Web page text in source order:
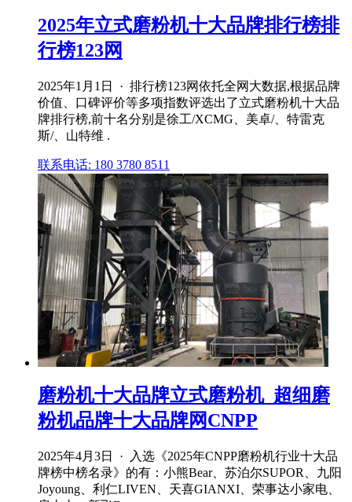
2025年立式磨粉机十大品牌排行榜排
行榜123网
2025年1月1日 · 排行榜123网依托全网大数据,根据品牌
价值、口碑评价等多项指数评选出了立式磨粉机十大品
牌排行榜,前十名分别是徐工/XCMG、美卓/、特雷克
斯/、山特维 .
联系电话: 180 3780 8511
磨粉机十大品牌立式磨粉机_超细磨
粉机品牌十大品牌网CNPP
2025年4月3日 · 入选《2025年CNPP磨粉机行业十大品
牌榜中榜名录》的有：小熊Bear、苏泊尔SUPOR、九阳
Joyoung、利仁LIVEN、天喜GIANXI、荣事达小家电、